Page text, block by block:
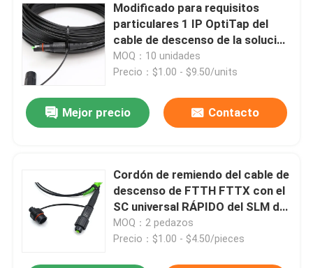
Modificado para requisitos
particulares 1 IP OptiTap del
cable de descenso de la solución
de la fibra FTTH MINI a SC APC
MOQ：10 unidades
Precio：$1.00 - $9.50/units
Mejor precio Contacto
Cordón de remiendo del cable de
descenso de FTTH FTTX con el
SC universal RÁPIDO del SLM de
OPTI
MOQ：2 pedazos
Precio：$1.00 - $4.50/pieces